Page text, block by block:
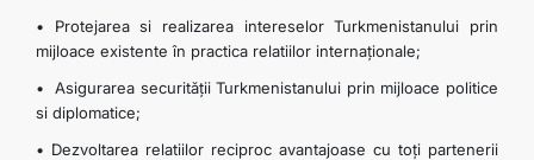
• Protejarea si realizarea intereselor Turkmenistanului prin
mijloace existente în practica relatiilor internaționale;
• Asigurarea securității Turkmenistanului prin mijloace politice
si diplomatice;
• Dezvoltarea relatiilor reciproc avantajoase cu toți partenerii